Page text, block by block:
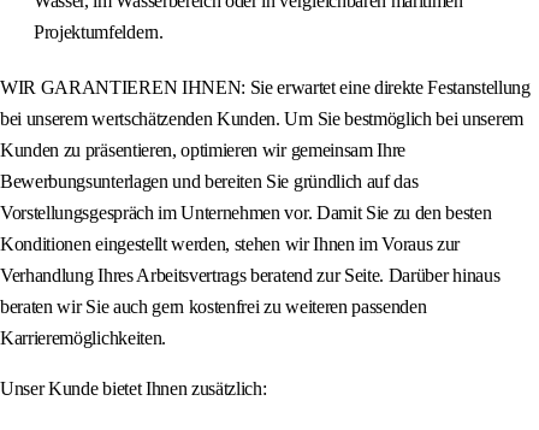
Projektumfeldern.
WIR GARANTIEREN IHNEN: Sie erwartet eine direkte Festanstellung
bei unserem wertschätzenden Kunden. Um Sie bestmöglich bei unserem
Kunden zu präsentieren, optimieren wir gemeinsam Ihre
Bewerbungsunterlagen und bereiten Sie gründlich auf das
Vorstellungsgespräch im Unternehmen vor. Damit Sie zu den besten
Konditionen eingestellt werden, stehen wir Ihnen im Voraus zur
Verhandlung Ihres Arbeitsvertrags beratend zur Seite. Darüber hinaus
beraten wir Sie auch gern kostenfrei zu weiteren passenden
Karrieremöglichkeiten.
Unser Kunde bietet Ihnen zusätzlich: